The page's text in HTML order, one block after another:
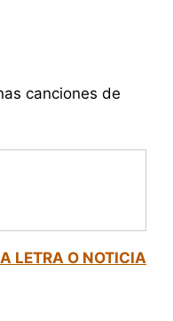
canciones de
LETRA O NOTICIA